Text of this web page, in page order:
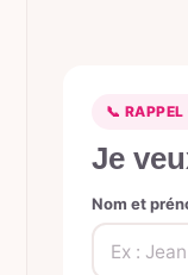
📞
Je
Nom et